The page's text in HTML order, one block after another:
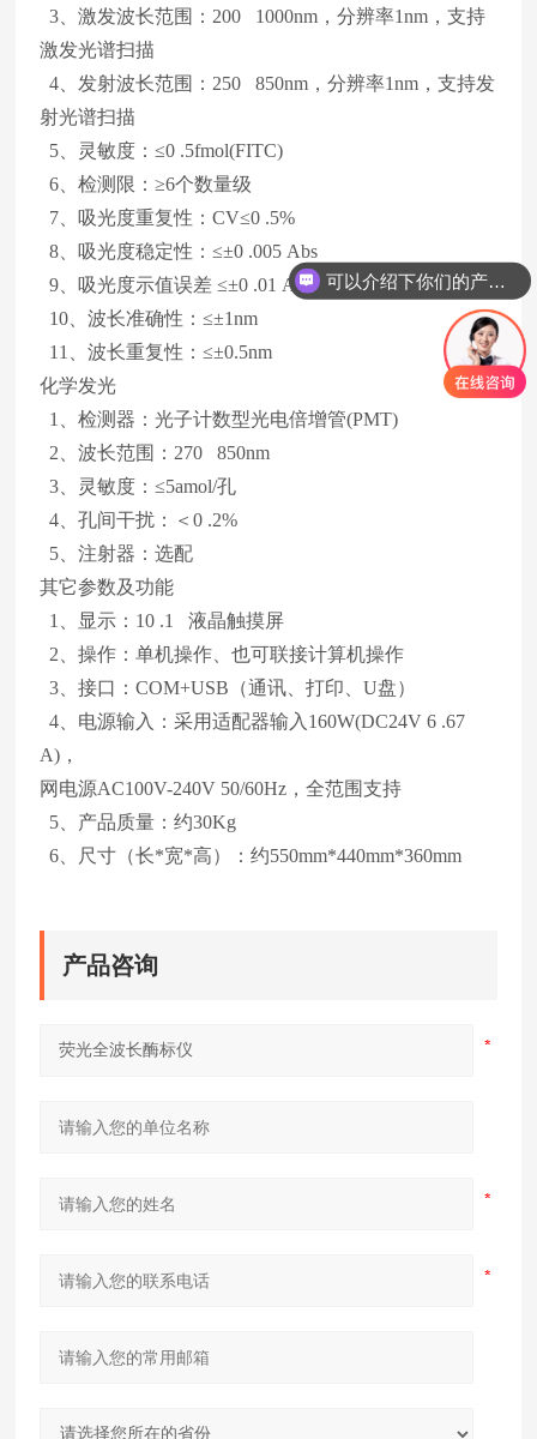
3、激发波长范围：200 1000nm，分辨率1nm，支持
激发光谱扫描
4、发射波长范围：250 850nm，分辨率1nm，支持发
射光谱扫描
5、灵敏度：≤0 .5fmol(FITC)
6、检测限：≥6个数量级
7、吸光度重复性：CV≤0 .5%
8、吸光度稳定性：≤±0 .005 Abs
9、吸光度示值误差 ≤±0 .01 Abs
10、波长准确性：≤±1nm
11、波长重复性：≤±0.5nm
化学发光
1、检测器：光子计数型光电倍增管(PMT)
2、波长范围：270 850nm
3、灵敏度：≤5amol/孔
4、孔间干扰：＜0 .2%
5、注射器：选配
其它参数及功能
1、显示：10 .1 液晶触摸屏
2、操作：单机操作、也可联接计算机操作
3、接口：COM+USB（通讯、打印、U盘）
4、电源输入：采用适配器输入160W(DC24V 6 .67
A)，
网电源AC100V-240V 50/60Hz，全范围支持
5、产品质量：约30Kg
6、尺寸（长*宽*高）：约550mm*440mm*360mm
产品咨询
可以介绍下你们的产品么